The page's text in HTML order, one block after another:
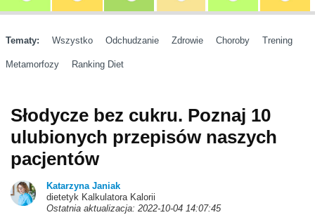
Tematy: Wszystko Odchudzanie Zdrowie Choroby Trening
Metamorfozy Ranking Diet
Słodycze bez cukru. Poznaj 10
ulubionych przepisów naszych
pacjentów
Katarzyna Janiak
dietetyk Kalkulatora Kalorii
Ostatnia aktualizacja: 2022-10-04 14:07:45